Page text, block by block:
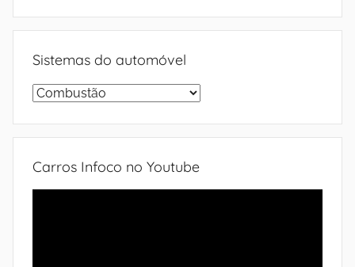
Sistemas do automóvel
Sistemas
automóvel
Carros Infoco no Youtube